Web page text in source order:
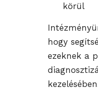
körül
hogy
ezeknek a